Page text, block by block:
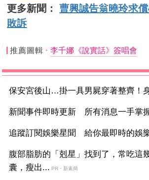
更多新聞：曹興誠告翁曉玲求
敗訴
推薦圖輯 李千娜《說實話》簽唱會
保安宮後山…掛一具男屍穿著整齊！
新聞事件即時更新 所有消息一手掌
追蹤訂閱娛樂星聞 給你最即時的娛
腹部脂肪的「剋星」找到了，常吃這
囊，瘦出... PR・新素簡